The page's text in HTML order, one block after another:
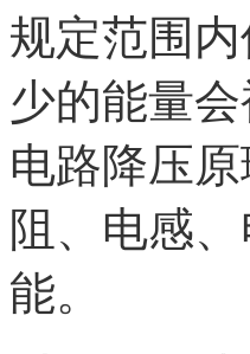
规定范围
少的能量
电路降压
阻、电感
能。